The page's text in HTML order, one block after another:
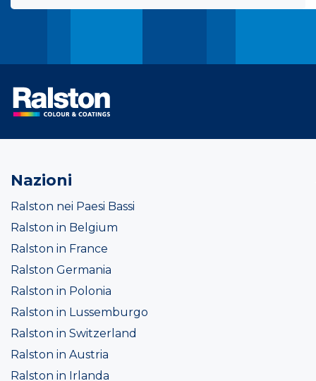
Nazioni
Ralston nei Paesi Bassi
Ralston in Belgium
Ralston in France
Ralston Germania
Ralston in Polonia
Ralston in Lussemburgo
Ralston in Switzerland
Ralston in Austria
Ralston in Irlanda